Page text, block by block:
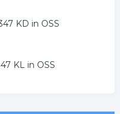
KD in OSS
KL in OSS